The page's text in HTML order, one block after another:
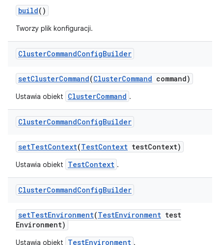
build()
Tworzy plik konfiguracji.
ClusterCommandConfigBuilder
setClusterCommand(ClusterCommand command)
Ustawia obiekt ClusterCommand .
ClusterCommandConfigBuilder
setTestContext(TestContext testContext)
Ustawia obiekt TestContext .
ClusterCommandConfigBuilder
setTestEnvironment(TestEnvironment test
Environment)
Ustawia obiekt TestEnvironment .